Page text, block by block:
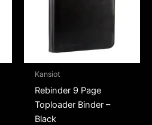
Kansiot
Rebinder 9 Page
Toploader Binder –
Black